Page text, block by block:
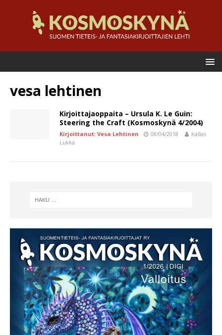
vesa lehtinen
Kirjoittajaoppaita – Ursula K. Le Guin:
Steering the Craft (Kosmoskynä 4/2004)
Kirjoittanut: Vesa Lehtinen 08/04/2018
Kallas
Lukka